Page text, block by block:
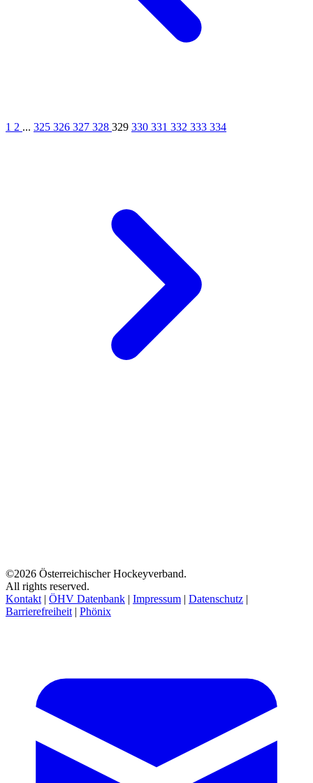
1 2 ... 325 326 327 328 329 330 331 332 333 334
©2026 Österreichischer Hockeyverband.
All rights reserved.
Kontakt | ÖHV Datenbank | Impressum | Datenschutz |
Barrierefreiheit | Phönix